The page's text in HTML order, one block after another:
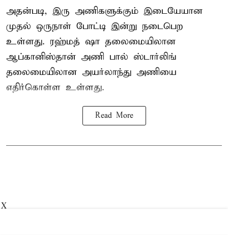
அதன்படி, இரு அணிகளுக்கும் இடையேயான
முதல் ஒருநாள் போட்டி இன்று நடைபெற
உள்ளது. ரஹ்மத் ஷா தலைமையிலான
ஆப்கானிஸ்தான் அணி பால் ஸ்டார்லிங்
தலைமையிலான அயர்லாந்து அணியை
எதிர்கொள்ள உள்ளது.
Read More
X